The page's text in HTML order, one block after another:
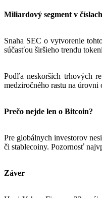
Miliardový segment v číslach
Snaha SEC o vytvorenie
súčasťou širšieho trendu
Podľa neskorších trhových
medziročného rastu na
Prečo nejde len o Bitcoin?
Pre globálnych investorov
či stablecoiny. Pozornosť
Záver